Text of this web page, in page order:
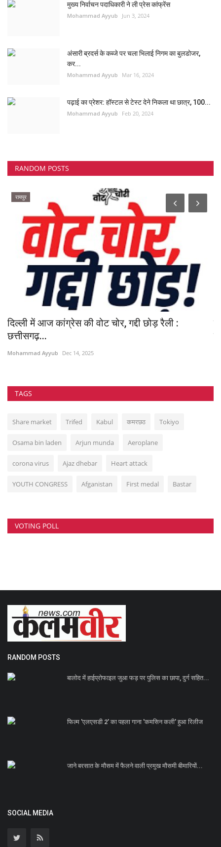
मुख्य निर्वाचन पदाधिकारी ने ली प्रेस कांफ्रेंस
Mohammad Ayyub Jun 3, 2024
अंसारी ब्रदर्स के कब्जे पर चला भिलाई निगम का बुलडोजर,
कर...
Mohammad Ayyub Mar 16, 2024
पढ़ाई का प्रेशर: हॉस्टल से टेस्ट देने निकला था छात्र, 100...
Mohammad Ayyub Feb 20, 2024
RANDOM POSTS
रायपुर
दिल्ली में आज कांग्रेस की वोट चोर, गद्दी छोड़ रैली :
छत्तीसगढ़...
Mohammad Ayyub Dec 14, 2025
TAGS
Share market Trifed Kabul कमरछठ Tokiyo
Osama bin laden Arjun munda Aeroplane
corona virus Ajaz dhebar Heart attack
YOUTH CONGRESS Afganistan First medal Bastar
VOTING POLL
RANDOM POSTS
बालोद में हाईप्रोफाइल जुआ फड़ पर पुलिस का छापा, दुर्ग सहित...
फिल्म 'एलएसडी 2' का पहला गाना 'कमसिन कली' हुआ रिलीज
जाने बरसात के मौसम में फैलने वाली प्रमुख मौसमी बीमारियों...
SOCIAL MEDIA